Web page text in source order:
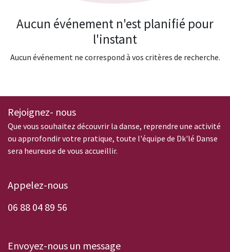
Aucun événement n'est planifié pour
l'instant
Aucun événement ne correspond à vos critères de recherche.
Rejoignez- nous
Que vous souhaitez découvrir la danse, reprendre une activité
ou approfondir votre pratique, toute l'équipe de Dk'lé Danse
sera heureuse de vous accueillir.
Appelez-nous
06 88 04 89 56
Envoyez-nous un message